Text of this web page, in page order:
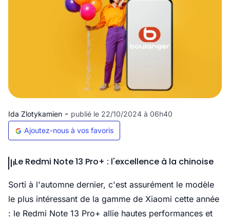
Ida Zlotykamien - publié le 22/10/2024 à 06h40
Ajoutez-nous à vos favoris
Le Redmi Note 13 Pro+ : l'excellence à la chinoise
Sorti à l'automne dernier, c'est assurément le modèle
le plus intéressant de la gamme de Xiaomi cette année
: le Redmi Note 13 Pro+ allie hautes performances et